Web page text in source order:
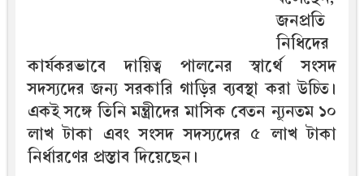
জনপ্রতি
নিধিদের
কার্যকরভাবে দায়িত্ব পালনের স্বার্থে সংসদ
সদস্যদের জন্য সরকারি গাড়ির ব্যবস্থা করা উচিত।
একই সঙ্গে তিনি মন্ত্রীদের মাসিক বেতন ন্যূনতম ১০
লাখ টাকা এবং সংসদ সদস্যদের ৫ লাখ টাকা
নির্ধারণের প্রস্তাব দিয়েছেন।